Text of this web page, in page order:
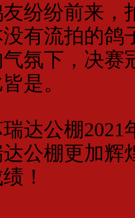
友纷纷前来，
有流拍的鸽
氛下，决赛
是。
达公棚
公棚更加辉
！